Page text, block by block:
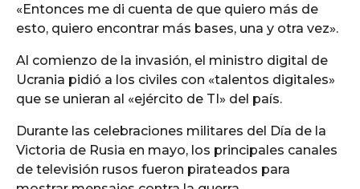
«Entonces me di cuenta de que quiero más de
esto, quiero encontrar más bases, una y otra vez».
Al comienzo de la invasión, el ministro digital de
Ucrania pidió a los civiles con «talentos digitales»
que se unieran al «ejército de TI» del país.
Durante las celebraciones militares del Día de la
Victoria de Rusia en mayo, los principales canales
de televisión rusos fueron pirateados para